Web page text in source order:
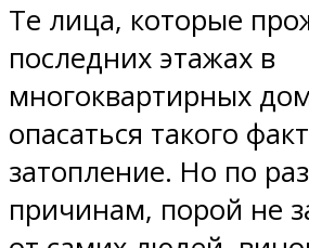
Те лица, которые
последних этажах в
многоквартирных
опасаться такого
затопление. Но по
причинам, порой не